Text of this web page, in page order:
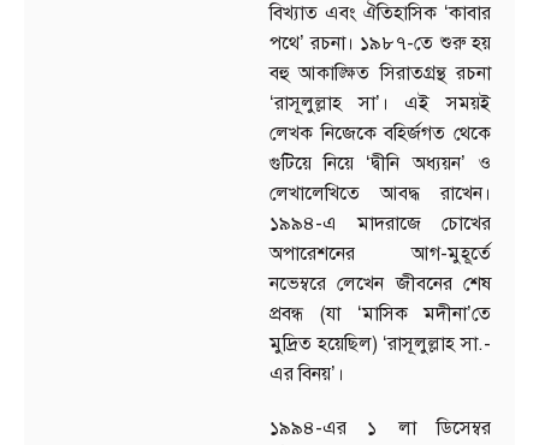
বিখ্যাত এবং ঐতিহাসিক ‘কাবার
পথে’ রচনা। ১৯৮৭-তে শুরু হয়
বহু আকাঙ্ক্ষিত সিরাতগ্রন্থ রচনা
‘রাসূলুল্লাহ সা’। এই সময়ই
লেখক নিজেকে বহির্জগত থেকে
গুটিয়ে নিয়ে ‘দ্বীনি অধ্যয়ন’ ও
লেখালেখিতে আবদ্ধ রাখেন।
১৯৯৪-এ মাদরাজে চোখের
অপারেশনের আগ-মুহূর্তে
নভেম্বরে লেখেন জীবনের শেষ
প্রবন্ধ (যা ‘মাসিক মদীনা’তে
মুদ্রিত হয়েছিল) ‘রাসূলুল্লাহ সা.-
এর বিনয়’।
১৯৯৪-এর ১ লা ডিসেম্বর